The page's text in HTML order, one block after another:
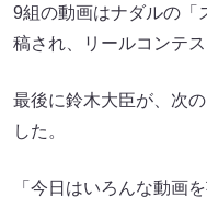
9組の動画はナダルの「
稿され、リールコンテ
最後に鈴木大臣が、次
した。
「今日はいろんな動画